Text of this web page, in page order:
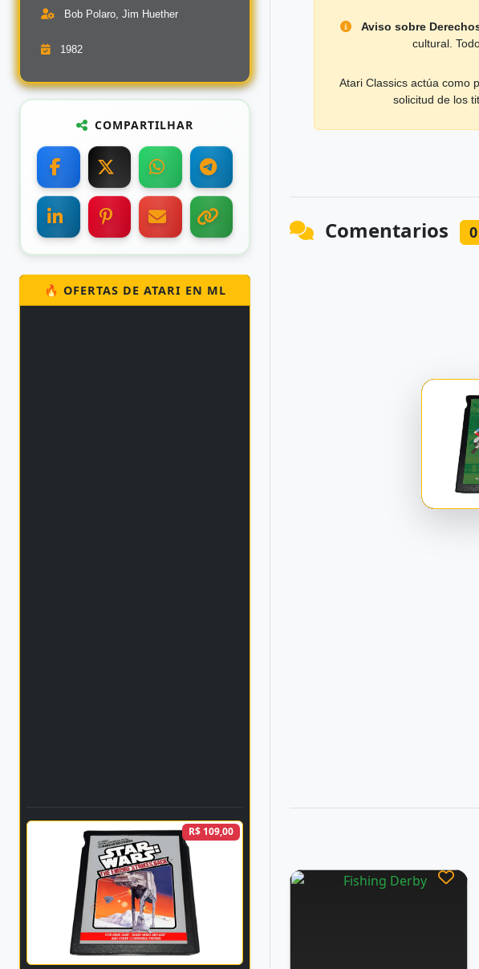
Bob Polaro, Jim Huether
1982
COMPARTILHAR
🔥 OFERTAS DE ATARI EN ML
R$ 109,00
Aviso sobre
cultural.
Atari Classics actúa como
solicitud de los
Comentarios 0